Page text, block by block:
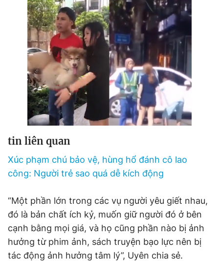
tin liên quan
Xúc phạm chú bảo vệ, hùng hổ đánh cô lao
công: Người trẻ sao quá dễ kích động
“Một phần lớn trong các vụ người yêu giết nhau,
đó là bản chất ích kỷ, muốn giữ người đó ở bên
cạnh bằng mọi giá, và họ cũng phần nào bị ảnh
hưởng từ phim ảnh, sách truyện bạo lực nên bị
tác động ảnh hưởng tâm lý”, Uyên chia sẻ.